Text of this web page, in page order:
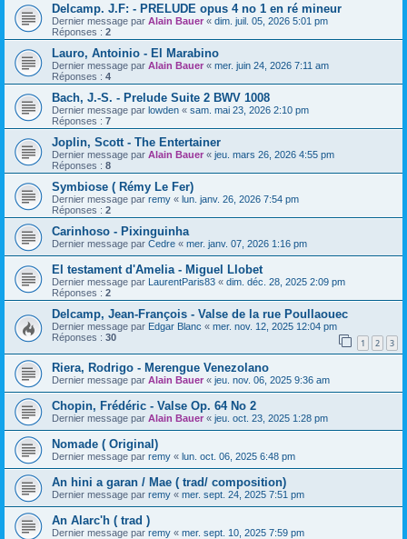
Delcamp. J.F: - PRELUDE opus 4 no 1 en ré mineur
Dernier message par Alain Bauer « dim. juil. 05, 2026 5:01 pm
Réponses : 2
Lauro, Antoinio - El Marabino
Dernier message par Alain Bauer « mer. juin 24, 2026 7:11 am
Réponses : 4
Bach, J.-S. - Prelude Suite 2 BWV 1008
Dernier message par lowden « sam. mai 23, 2026 2:10 pm
Réponses : 7
Joplin, Scott - The Entertainer
Dernier message par Alain Bauer « jeu. mars 26, 2026 4:55 pm
Réponses : 8
Symbiose ( Rémy Le Fer)
Dernier message par remy « lun. janv. 26, 2026 7:54 pm
Réponses : 2
Carinhoso - Pixinguinha
Dernier message par Cedre « mer. janv. 07, 2026 1:16 pm
El testament d'Amelia - Miguel Llobet
Dernier message par LaurentParis83 « dim. déc. 28, 2025 2:09 pm
Réponses : 2
Delcamp, Jean-François - Valse de la rue Poullaouec
Dernier message par Edgar Blanc « mer. nov. 12, 2025 12:04 pm
Réponses : 30 1 2 3
Riera, Rodrigo - Merengue Venezolano
Dernier message par Alain Bauer « jeu. nov. 06, 2025 9:36 am
Chopin, Frédéric - Valse Op. 64 No 2
Dernier message par Alain Bauer « jeu. oct. 23, 2025 1:28 pm
Nomade ( Original)
Dernier message par remy « lun. oct. 06, 2025 6:48 pm
An hini a garan / Mae ( trad/ composition)
Dernier message par remy « mer. sept. 24, 2025 7:51 pm
An Alarc'h ( trad )
Dernier message par remy « mer. sept. 10, 2025 7:59 pm